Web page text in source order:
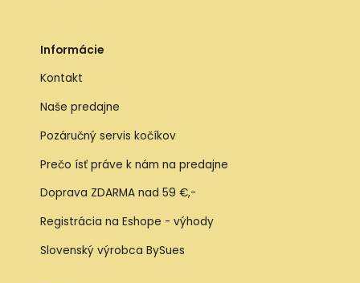
Informácie
Kontakt
Naše predajne
Pozáručný servis kočíkov
Prečo ísť práve k nám na predajne
Doprava ZDARMA nad 59 €,-
Registrácia na Eshope - výhody
Slovenský výrobca BySues